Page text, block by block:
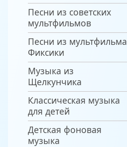
Песни из советских
мультфильмов
Песни из мультфильма
Фиксики
Музыка из
Щелкунчика
Классическая музыка
для детей
Детская фоновая
музыка